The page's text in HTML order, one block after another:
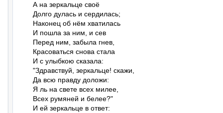
А на зеркальце своё
Долго дулась и сердилась;
Наконец об нём хватилась
И пошла за ним, и сев
Перед ним, забыла гнев,
Красоваться снова стала
И с улыбкою сказала:
"Здравствуй, зеркальце! скажи,
Да всю правду доложи:
Я ль на свете всех милее,
Всех румяней и белее?"
И ей зеркальце в ответ: